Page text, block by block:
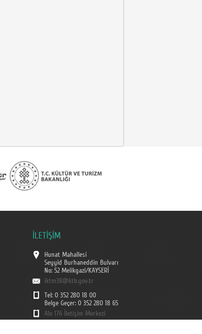
İLETİŞİM
Hunat Mahallesi
Seyyid Burhaneddin Bulvarı
No: 52 Melikgazi/KAYSERİ
iktm38@ktb.gov.tr
Tel: 0 352 280 18 00
Belge Geçer: 0 352 280 18 65
Alo 176 İletişim Merkezi